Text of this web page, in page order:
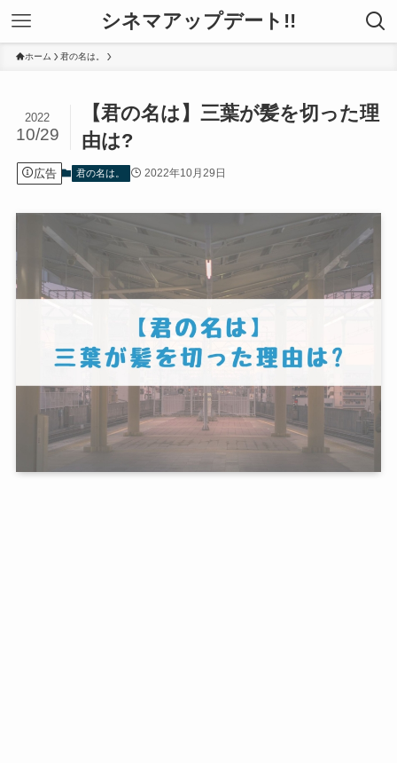
シネマアップデート!!
ホーム 君の名は。
【君の名は】三葉が髪を切った理
由は?
2022
10/29
広告 君の名は。 2022年10月29日